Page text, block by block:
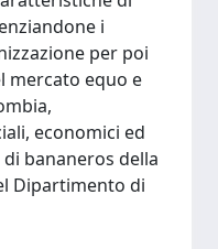
i
per poi
mercato equo e
economici ed
bananeros della
Dipartimento di